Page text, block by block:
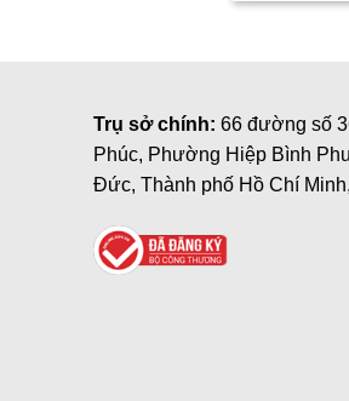
Trụ sở chính: 66 đường số
Phúc, Phường Hiệp Bình
Đức, Thành phố Hồ Chí